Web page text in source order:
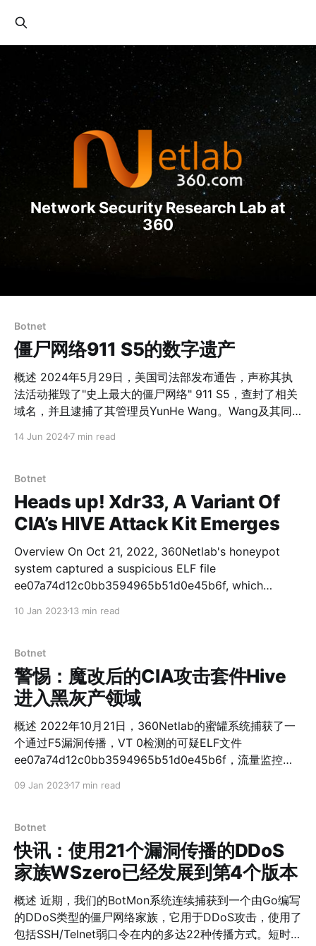
Network Security Research Lab at
360
Botnet
僵尸网络911 S5的数字遗产
概述 2024年5月29日，美国司法部发布通告，声称其执
法活动摧毁了"史上最大的僵尸网络" 911 S5，查封了相关
域名，并且逮捕了其管理员YunHe Wang。Wang及其同
户，并且在名为911 S5的住宅代理服务中出售对被感染设
析，911S5从2014年开始运营，到2022年7月关停，在
2023年10月又摇身一变，化名CloudRouter继续其肮脏生
意，终于在2024年5月被多国联合执法摧毁。911S5的僵
尸网络运行时间长、涉及多个国家的19M个IP地址、行为
高调，虽然经过执法行动后大势已去，但是其数字遗产仍
然对网络空间构成了现实且显著的威胁，下文是我们对威
胁分析的结果。 “空手套白狼”的911 S5 911S5出售的代理
捆绑了恶意代码的软件、免费VPN程序等。在程序启动
户提供代理服务。 在2023年以前，911S5使用的免费
VPN包括:ProxyGate、Mas
14 Jun 20247 min read
Botnet
Heads up! Xdr33, A Variant Of
CIA’s HIVE Attack Kit Emerges
Overview On Oct 21, 2022, 360Netlab's honeypot
system captured a suspicious ELF file
ee07a74d12c0bb3594965b51d0e45b6f, which
detection, our system observces that it
forged Kaspersky certificates, this caught our
attention. After further lookup,
10 Jan 202313 min read
Botnet
警惕：魔改后的CIA攻击套件Hive
进入黑灰产领域
概述 2022年10月21日，360Netlab的蜜罐系统捕获了一
个通过F5漏洞传播，VT 0检测的可疑ELF文件
ee07a74d12c0bb3594965b51d0e45b6f，流量监控系
使用了伪造的Kaspersky证书，这引起了我们的关注。经
改编而来。这是我们首次捕获到在野的CIA HIVE攻击套件
变种，基于其内嵌Bot端证书的CN=xdr33， 我们内部将
其命名为xdr33。关于CIA的Hive项目，互联网中有大量
的源码分析的文章，读者可自行参阅，此处不再展开。 概
括来说，xdr33是一个脱胎于CIA Hive项目的后门木马，
主要目的是收集敏感信息，为后续的入侵提供立足点。从
网络通信来看，xdr33使用XTEA或AES算法对原始流量进
09 Jan 202317 min read
Botnet
快讯：使用21个漏洞传播的DDoS
家族WSzero已经发展到第4个版本
概述 近期，我们的BotMon系统连续捕获到一个由Go编写
的DDoS类型的僵尸网络家族，它用于DDoS攻击，使用了
包括SSH/Telnet弱口令在内的多达22种传播方式。短时间